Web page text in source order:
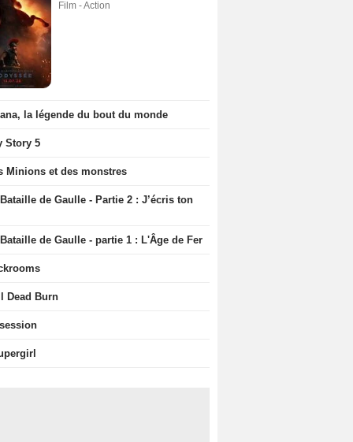
Film - Action
la légende du bout du monde
Story 5
Minions et des monstres
de Gaulle - Partie 2 : J’écris ton
de Gaulle - partie 1 : L'Âge de Fer
Dead Burn